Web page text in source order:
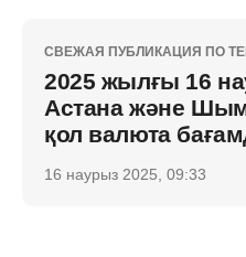
СВЕЖАЯ ПУБЛИКАЦИЯ ПО
2025 жылғы 16
Астана және
қол валюта
16 наурыз 2025, 09:33